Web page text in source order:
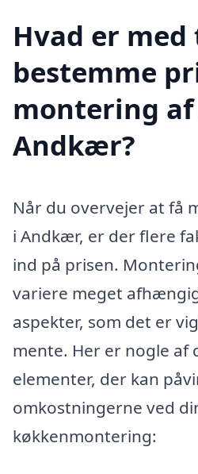
Hvad er
bestemme
montering
Andkær?
Når du overvejer at få
i Andkær, er der flere
ind på prisen.
variere meget
aspekter, som det er
mente. Her er nogle af
elementer, der kan
omkostningerne ved
køkkenmontering: